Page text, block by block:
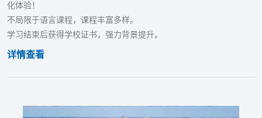
化体验！
不局限于语言课程，课程丰富多样。
学习结束后获得学校证书，强力背景提升。
详情查看